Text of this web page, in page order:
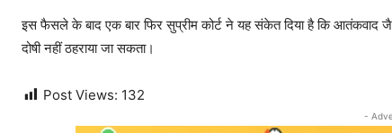
इस फैसले के बाद एक बार फिर सुप्रीम कोर्ट ने यह संकेत दिया है कि आतंकवाद
दोषी नहीं ठहराया जा सकता।
Post Views: 132
-